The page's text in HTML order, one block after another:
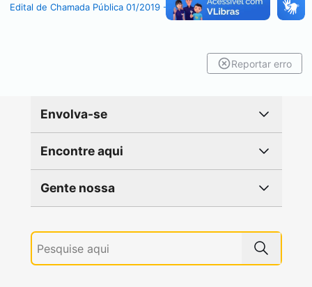
Edital de Chamada Pública 01/2019 - Resultado Final
Reportar erro
Envolva-se
Encontre aqui
Gente nossa